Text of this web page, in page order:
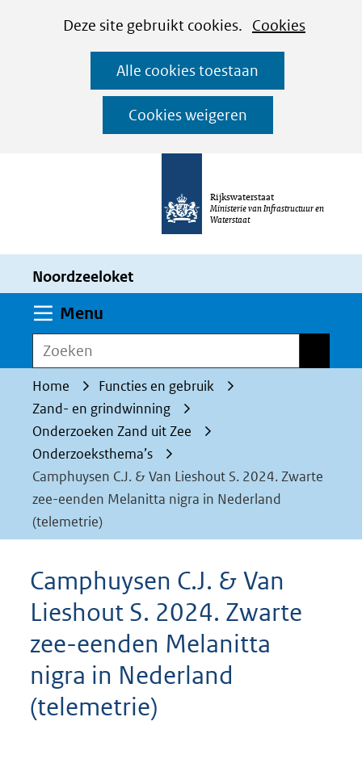
CookiesDeze site gebruikt cookies. Cookies
worden
toegestaan
geweigerd.
Alle cookies toestaan
Cookies weigeren
Ga
naar
de
inhoud
Rijkswaterstaat
Ministerie van Infrastructuur en
Waterstaat
Noordzeeloket
Menu
Zoeken
Home
Functies en gebruik
Zand- en grindwinning
Onderzoeken Zand uit Zee
Onderzoeksthema’s
Camphuysen C.J. & Van Lieshout S. 2024. Zwarte
zee-eenden Melanitta nigra in Nederland
(telemetrie)
Camphuysen C.J. & Van
Lieshout S. 2024. Zwarte
zee-eenden Melanitta
nigra in Nederland
(telemetrie)